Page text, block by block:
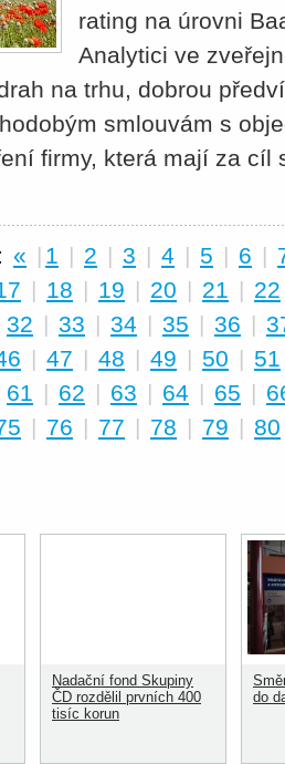
rating na úrovni
Analytici ve
na trhu, dobrou
smlouvám s
firmy, která mají za cíl
« | 1 | 2 | 3 | 4 | 5 | 6 |
| 18 | 19 | 20 | 21 | 22
32 | 33 | 34 | 35 | 36 |
| 47 | 48 | 49 | 50 | 51
61 | 62 | 63 | 64 | 65 |
| 76 | 77 | 78 | 79 | 80
Nadační fond Skupiny
ČD rozdělil prvních 400
tisíc korun
do